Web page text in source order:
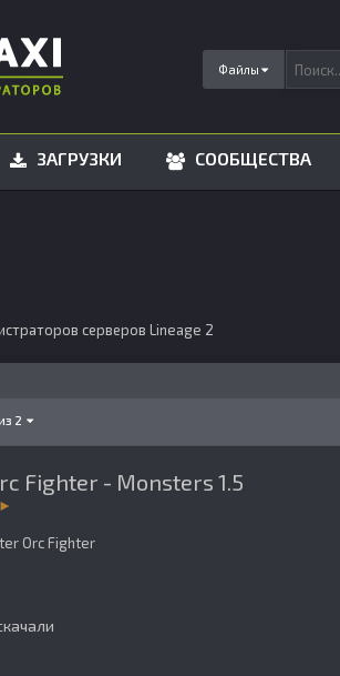
Файлы
ЗАГРУЗКИ СООБЩЕСТВА
серверов Lineage 2
2
Fighter - Monsters 1.5
Orc Fighter